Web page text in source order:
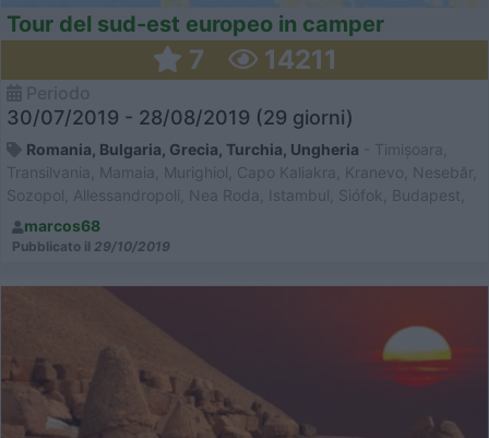
Tour del sud-est europeo in camper
7 14211
30/07/2019 - 28/08/2019 (29 giorni)
Romania, Bulgaria, Grecia, Turchia, Ungheria - Timișoara,
Transilvania, Mamaia, Murighiol, Capo Kaliakra, Kranevo, Nesebăr,
Sozopol, Allessandropoli, Nea Roda, Istambul, Siófok, Budapest,
Szeged
marcos68
Pubblicato il 29/10/2019